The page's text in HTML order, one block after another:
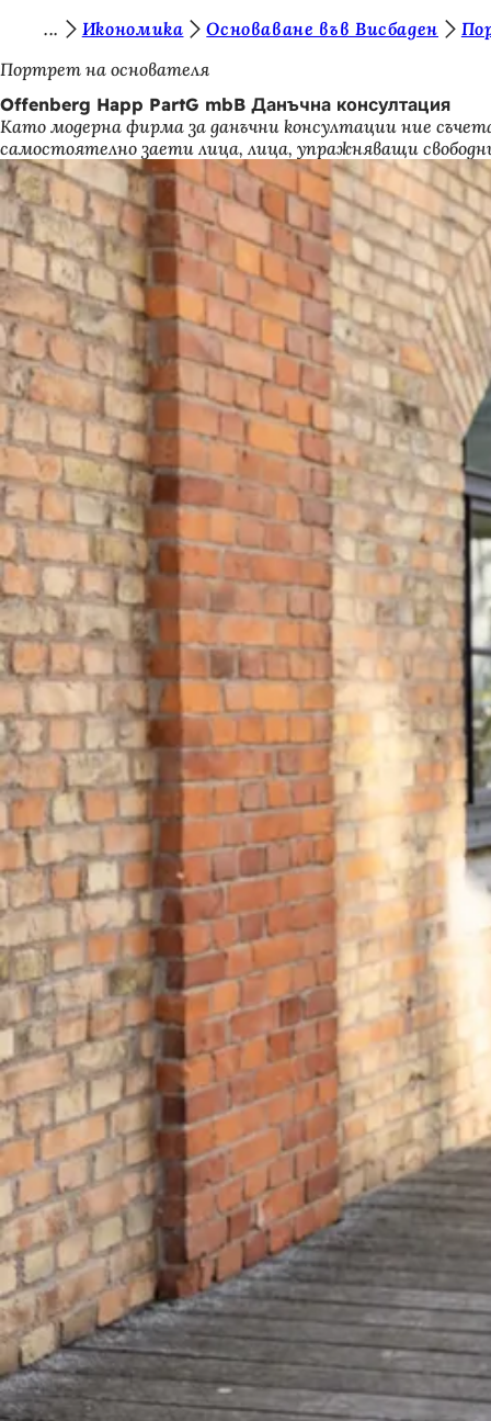
Преминаване към съдържанието
и
е
с
т
е
т
у
к
:
Икономика Основаване във Висбаден
Портрет на основателя
Offenberg Happ PartG mbB Данъчна консултация
Като модерна фирма за данъчни консултации ние
самостоятелно заети лица, лица, упражняващи